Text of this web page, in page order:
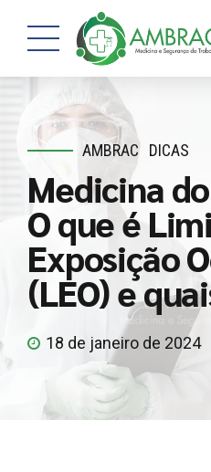
AMBRAC DICAS
Medicina
O que é
Exposição
(LEO) e
18 de janeiro de 2024